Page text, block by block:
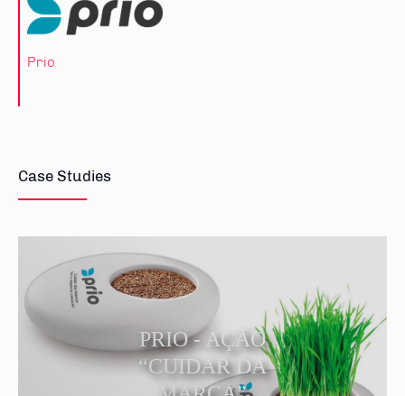
Prio
Case Studies
PRIO - AÇÃO
“CUIDAR DA